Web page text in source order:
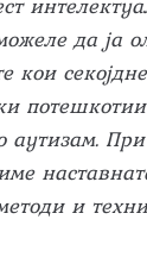
да ја
кои
аутизам.
и